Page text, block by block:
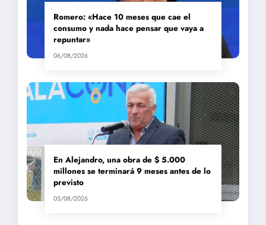
Romero: «Hace 10 meses que cae el
consumo y nada hace pensar que vaya a
repuntar»
06/08/2026
En Alejandro, una obra de $ 5.000
millones se terminará 9 meses antes de lo
previsto
05/08/2026